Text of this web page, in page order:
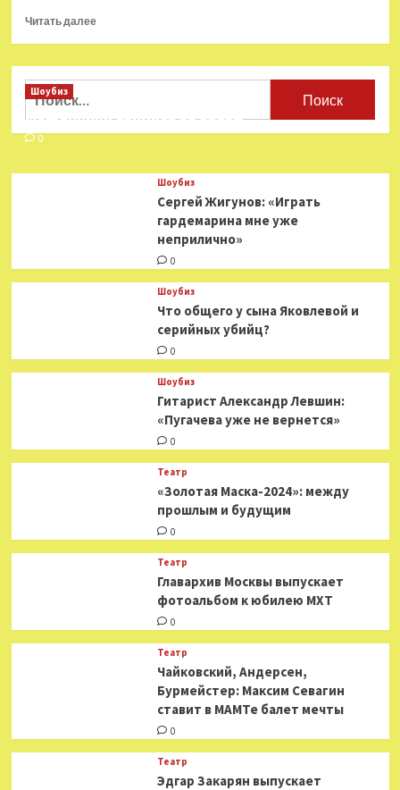
Читать далееПрочитать
Наследие
вдохновлявшиеся
«Сектором
Найти:
Шоубиз
Мошенники взялись за звезд
0
Шоубиз
Сергей Жигунов: «Играть
гардемарина мне уже
неприлично»
0
Шоубиз
Что общего у сына Яковлевой и
серийных убийц?
0
Шоубиз
Гитарист Александр Левшин:
«Пугачева уже не вернется»
0
Театр
«Золотая Маска-2024»: между
прошлым и будущим
0
Театр
​​Главархив Москвы выпускает
фотоальбом к юбилею МХТ
0
Театр
​​Чайковский, Андерсен,
Бурмейстер: Максим Севагин
ставит в МАМТе балет мечты
0
Театр
Эдгар Закарян выпускает